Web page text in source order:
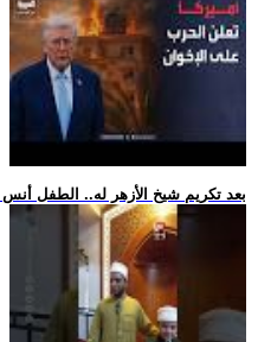
.. بعد تكريم شيخ الأزهر له.. الطفل